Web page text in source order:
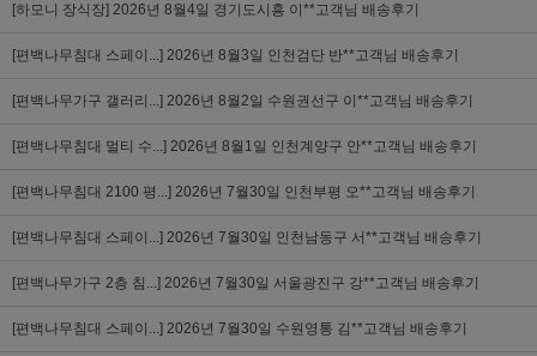
[하모니 장식장] 2026년 8월4일 경기도시흥 이**고객님 배송후기
[편백나무침대 스페이...] 2026년 8월3일 인천검단 반**고객님 배송후기
[편백나무가구 갤러리...] 2026년 8월2일 수원권선구 이**고객님 배송후기
[편백나무침대 멀티 수...] 2026년 8월1일 인천계양구 안**고객님 배송후기
[편백나무침대 2100 평...] 2026년 7월30일 인천부평 오**고객님 배송후기
[편백나무침대 스페이...] 2026년 7월30일 인천남동구 서**고객님 배송후기
[편백나무가구 2층 침...] 2026년 7월30일 서울광진구 강**고객님 배송후기
[편백나무침대 스페이...] 2026년 7월30일 수원영통 김**고객님 배송후기